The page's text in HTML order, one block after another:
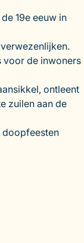
19e eeuw in
voor de inwoners
ontleent
zuilen aan de
doopfeesten